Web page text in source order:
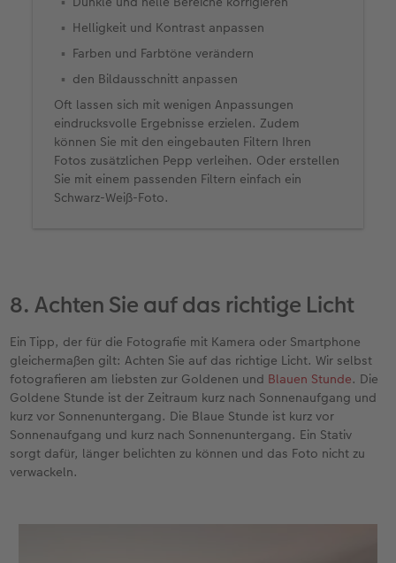
Helligkeit und Kontrast anpassen
Farben und Farbtöne verändern
den Bildausschnitt anpassen
Oft lassen sich mit wenigen Anpassungen
eindrucksvolle Ergebnisse erzielen. Zudem
können Sie mit den eingebauten Filtern Ihren
Fotos zusätzlichen Pepp verleihen. Oder erstellen
Sie mit einem passenden Filtern einfach ein
Schwarz-Weiß-Foto.
8. Achten Sie auf das richtige Licht
Ein Tipp, der für die Fotografie mit Kamera oder Smartphone
gleichermaßen gilt: Achten Sie auf das richtige Licht. Wir selbst
fotografieren am liebsten zur Goldenen und Blauen Stunde. Die
Goldene Stunde ist der Zeitraum kurz nach Sonnenaufgang und
kurz vor Sonnenuntergang. Die Blaue Stunde ist kurz vor
Sonnenaufgang und kurz nach Sonnenuntergang. Ein Stativ
sorgt dafür, länger belichten zu können und das Foto nicht zu
verwackeln.